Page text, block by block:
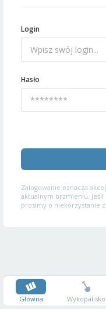
Login
Hasło
Zalogowanie oznacza
aktualnym brzmieniu. Jeśli
prosimy o niekorzystanie
Główna Wykopalisko